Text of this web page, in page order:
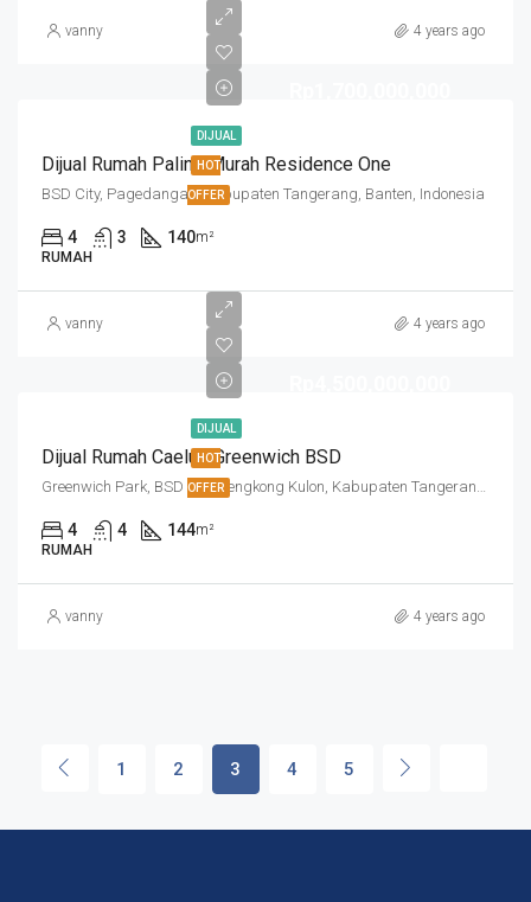
vanny 4 years ago
DIJUAL
HOT
OFFER
Dijual Rumah Paling Murah Residence One
BSD City, Pagedangan, Kabupaten Tangerang, Banten, Indonesia
4 3 140m²
RUMAH
vanny 4 years ago
DIJUAL
HOT
OFFER
Dijual Rumah Caelus Greenwich BSD
4 4 144m²
RUMAH
vanny 4 years ago
1 2 3 4 5